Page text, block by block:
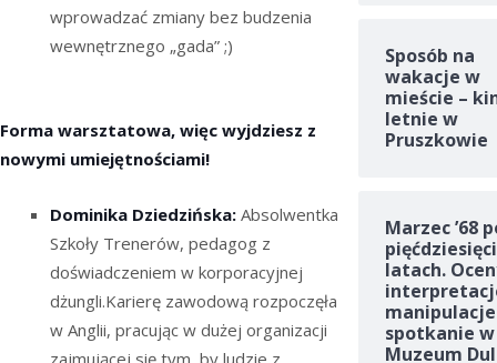
wprowadzać zmiany bez budzenia
wewnętrznego „gada” ;)
Forma warsztatowa, więc wyjdziesz z
nowymi umiejętnościami!
Dominika Dziedzińska: Absolwentka
Szkoły Trenerów, pedagog z
doświadczeniem w korporacyjnej
dżungli.Karierę zawodową rozpoczęła
w Anglii, pracując w dużej organizacji
Sposób na
wakacje w
mieście –
letnie w
Pruszkowie
Marzec ’68
latach.
spotkanie w
Muzeum